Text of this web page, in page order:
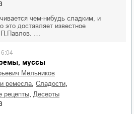
чем-нибудь сладким, и
это доставляет известное
…
мусcы
Мельников
и ремесла
сладости
рецепты десерты